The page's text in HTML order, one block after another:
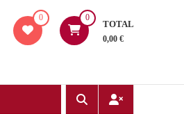
0 0
TOTAL
0,00 €